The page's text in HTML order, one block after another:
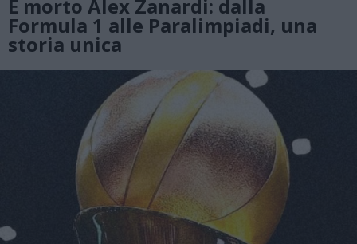
È morto Alex Zanardi: dalla
Formula 1 alle Paralimpiadi, una
storia unica